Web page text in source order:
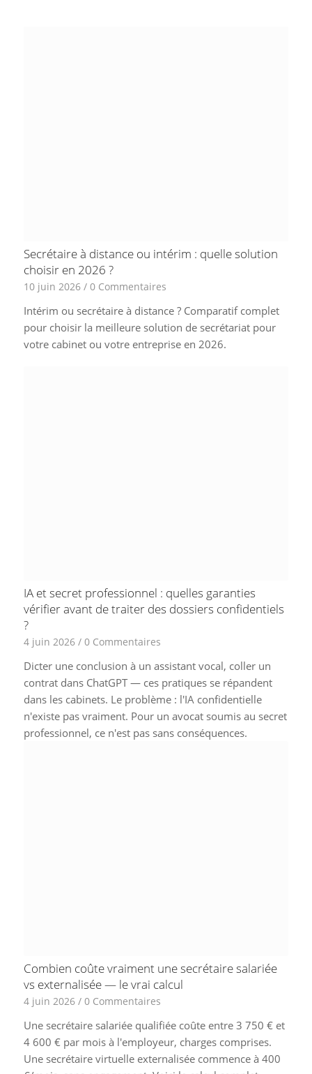
Secrétaire à distance ou intérim : quelle solution
choisir en 2026 ?
10 juin 2026 / 0 Commentaires
Intérim ou secrétaire à distance ? Comparatif complet
pour choisir la meilleure solution de secrétariat pour
votre cabinet ou votre entreprise en 2026.
IA et secret professionnel : quelles garanties
vérifier avant de traiter des dossiers confidentiels
?
4 juin 2026 / 0 Commentaires
Dicter une conclusion à un assistant vocal, coller un
contrat dans ChatGPT — ces pratiques se répandent
dans les cabinets. Le problème : l'IA confidentielle
n'existe pas vraiment. Pour un avocat soumis au secret
professionnel, ce n'est pas sans conséquences.
Combien coûte vraiment une secrétaire salariée
vs externalisée — le vrai calcul
4 juin 2026 / 0 Commentaires
Une secrétaire salariée qualifiée coûte entre 3 750 € et
4 600 € par mois à l'employeur, charges comprises.
Une secrétaire virtuelle externalisée commence à 400